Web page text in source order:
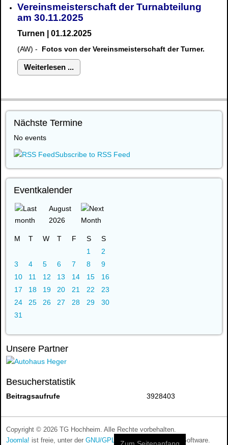
Vereinsmeisterschaft der Turnabteilung
am 30.11.2025
Turnen | 01.12.2025
(AW) - Fotos von der Vereinsmeisterschaft der Turner.
Weiterlesen ...
Nächste Termine
No events
Subscribe to RSS Feed
Eventkalender
August
2026
M T W T F S
S
1
2
3
4 5 6 7 8
9
10
11 12 13 14 15
16
17
18 19 20 21 22
23
24
25 26 27 28 29
30
31
Unsere Partner
Besucherstatistik
Beitragsaufrufe 3928403
Copyright © 2026 TG Hochheim. Alle Rechte vorbehalten.
Joomla! ist freie, unter der GNU/GPL-Lizenz veröffentlichte Software.